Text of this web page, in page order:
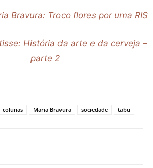
Bravura: Troco flores por uma RIS
História da arte e da cerveja –
parte 2
colunas Maria Bravura sociedade tabu